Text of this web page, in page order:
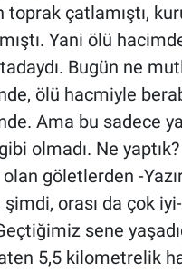
toprak çatlamıştı,
Yani ölü
Bugün ne
ölü hacmiyle
Ama bu sadece
olmadı. Ne
olan göletlerden -
orası da çok
sene
5,5 kilometrelik